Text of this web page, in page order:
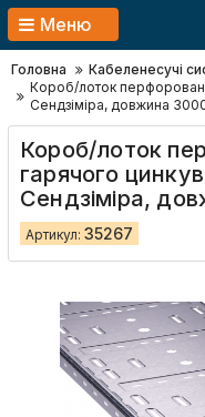
Меню
Головна Кабеленесучі
Короб/лоток
Сендзіміра, довжина
Короб/лоток
гарячого
Сендзіміра,
Артикул: 35267